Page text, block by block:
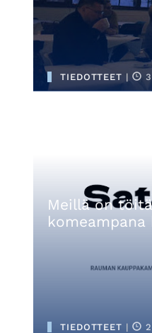
TIEDOTTEET |
Meillä on
komeampana
TIEDOTTEET |